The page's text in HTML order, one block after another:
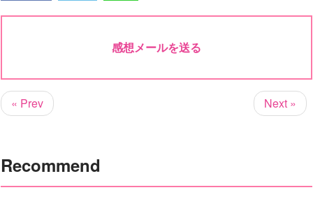
感想メールを送る
« Prev Next »
Recommend